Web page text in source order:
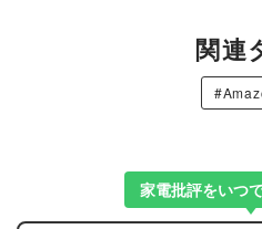
関連
家電批評をいつ